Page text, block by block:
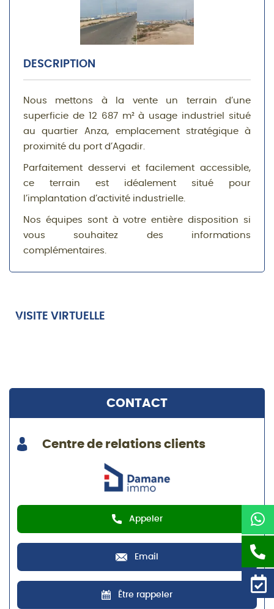
DESCRIPTION
Nous mettons à la vente un terrain d’une
superficie de 12 687 m² à usage industriel situé
au quartier Anza, emplacement stratégique à
proximité du port d’Agadir.
Parfaitement desservi et facilement accessible,
ce terrain est idéalement situé pour
l’implantation d’activité industrielle.
Nos équipes sont à votre entière disposition si
vous souhaitez des informations
complémentaires.
VISITE VIRTUELLE
CONTACT
Centre de relations clients
Appeler
Email
Être rappeler